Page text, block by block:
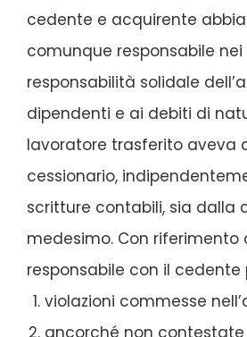
cedente e acquirente
comunque responsabile
responsabilità solidale
dipendenti e ai debiti di
lavoratore trasferito aveva
cessionario,
scritture contabili, sia dalla
medesimo. Con riferimento
responsabile con il
violazioni commesse
ancorché non